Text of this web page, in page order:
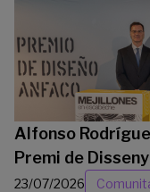
Alfonso
Premi de
23/07/2026